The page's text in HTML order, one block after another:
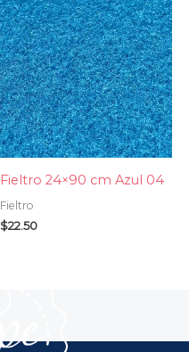
Fieltro 24×90 cm Azul 04
Fieltro
$22.50